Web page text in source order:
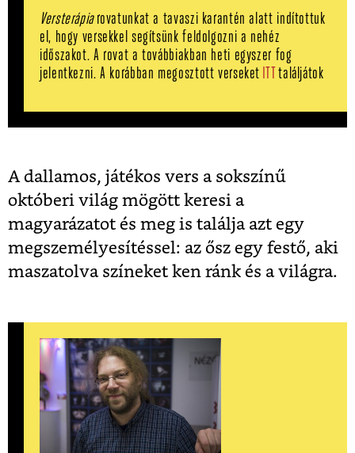
Versterápiarovatunkat a tavaszi karantén alatt indítottuk
el, hogy versekkel segítsünk feldolgozni a nehéz
időszakot. A rovat a továbbiakban heti egyszer fog
jelentkezni. A korábban megosztott verseket ITTtaláljátok
A dallamos, játékos vers a sokszínű
októberi világ mögött keresi a
magyarázatot és meg is találja azt egy
megszemélyesítéssel: az ősz egy festő, aki
maszatolva színeket ken ránk és a világra.